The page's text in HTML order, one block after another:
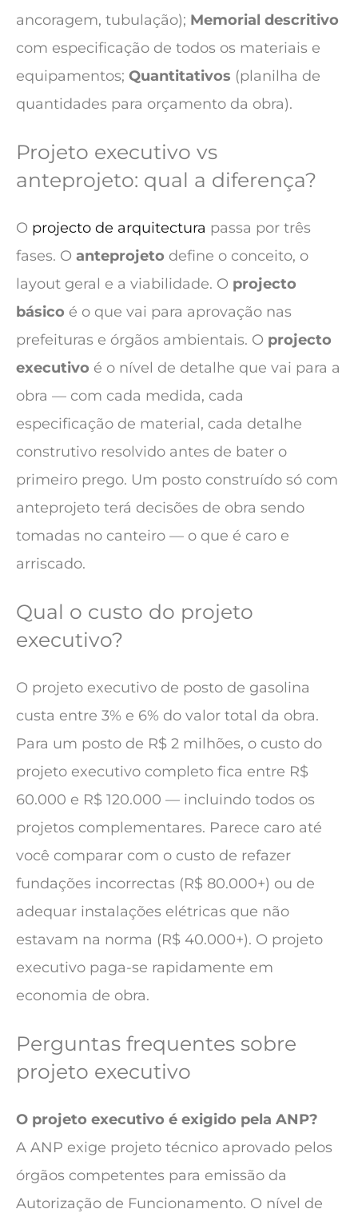
ancoragem, tubulação); Memorial descritivo
com especificação de todos os materiais e
equipamentos; Quantitativos (planilha de
quantidades para orçamento da obra).
Projeto executivo vs
anteprojeto: qual a diferença?
O projecto de arquitectura passa por três
fases. O anteprojeto define o conceito, o
layout geral e a viabilidade. O projecto
básico é o que vai para aprovação nas
prefeituras e órgãos ambientais. O projecto
executivo é o nível de detalhe que vai para a
obra — com cada medida, cada
especificação de material, cada detalhe
construtivo resolvido antes de bater o
primeiro prego. Um posto construído só com
anteprojeto terá decisões de obra sendo
tomadas no canteiro — o que é caro e
arriscado.
Qual o custo do projeto
executivo?
O projeto executivo de posto de gasolina
custa entre 3% e 6% do valor total da obra.
Para um posto de R$ 2 milhões, o custo do
projeto executivo completo fica entre R$
60.000 e R$ 120.000 — incluindo todos os
projetos complementares. Parece caro até
você comparar com o custo de refazer
fundações incorrectas (R$ 80.000+) ou de
adequar instalações elétricas que não
estavam na norma (R$ 40.000+). O projeto
executivo paga-se rapidamente em
economia de obra.
Perguntas frequentes sobre
projeto executivo
O projeto executivo é exigido pela ANP?
A ANP exige projeto técnico aprovado pelos
órgãos competentes para emissão da
Autorização de Funcionamento. O nível de